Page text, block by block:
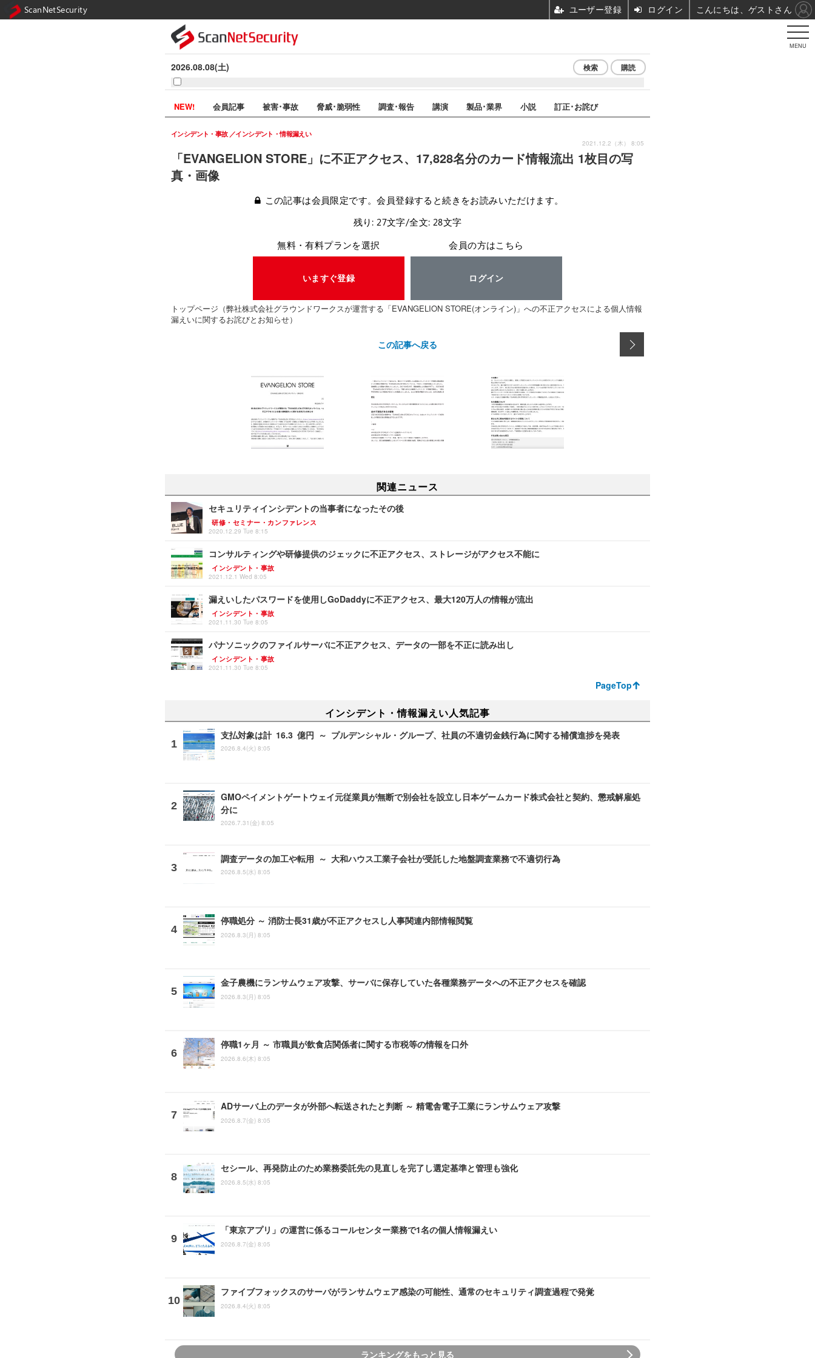
MENU
2026.08.08(土) 検索 購読
NEW! 会員記事 被害･事故 脅威･脆弱性 調査･報告 講演 製品･業界 小説 訂正･お詫び
「EVANGELION STORE」に不正アクセス、17,828名分のカード情報流出 1枚目の写
真・画像
インシデント・事故 インシデント・情報漏えい
2021.12.2（木） 8:05
この記事は会員限定です。会員登録すると続きをお読みいただけます。
残り: 27文字/全文: 28文字
無料・有料プランを選択
いますぐ登録
会員の方はこちら
ログイン
トップページ（弊社株式会社グラウンドワークスが運営する「EVANGELION STORE(オンライン)」への不正アクセスによる個人情報
漏えいに関するお詫びとお知らせ）
この記事へ戻る
関連ニュース
セキュリティインシデントの当事者になったその後
研修・セミナー・カンファレンス
2020.12.29 Tue 8:15
コンサルティングや研修提供のジェックに不正アクセス、ストレージがアクセス不能に
インシデント・事故
2021.12.1 Wed 8:05
漏えいしたパスワードを使用しGoDaddyに不正アクセス、最大120万人の情報が流出
インシデント・事故
2021.11.30 Tue 8:05
パナソニックのファイルサーバに不正アクセス、データの一部を不正に読み出し
インシデント・事故
2021.11.30 Tue 8:05
PageTop
インシデント・情報漏えい人気記事
支払対象は計 16.3 億円 ～ プルデンシャル・グループ、社員の不適切金銭行為に関する補償進捗を発表
2026.8.4(火) 8:05
GMOペイメントゲートウェイ元従業員が無断で別会社を設立し日本ゲームカード株式会社と契約、懲戒解雇処
分に
2026.7.31(金) 8:05
調査データの加工や転用 ～ 大和ハウス工業子会社が受託した地盤調査業務で不適切行為
2026.8.5(水) 8:05
停職処分 ～ 消防士長31歳が不正アクセスし人事関連内部情報閲覧
2026.8.3(月) 8:05
金子農機にランサムウェア攻撃、サーバに保存していた各種業務データへの不正アクセスを確認
2026.8.3(月) 8:05
停職1ヶ月 ～ 市職員が飲食店関係者に関する市税等の情報を口外
2026.8.6(木) 8:05
ADサーバ上のデータが外部へ転送されたと判断 ～ 精電舎電子工業にランサムウェア攻撃
2026.8.7(金) 8:05
セシール、再発防止のため業務委託先の見直しを完了し選定基準と管理も強化
2026.8.5(水) 8:05
「東京アプリ」の運営に係るコールセンター業務で1名の個人情報漏えい
2026.8.7(金) 8:05
ファイブフォックスのサーバがランサムウェア感染の可能性、通常のセキュリティ調査過程で発覚
2026.8.4(火) 8:05
ランキングをもっと見る
ScanNetSecurity ユーザー登録 ログイン こんにちは、ゲストさん